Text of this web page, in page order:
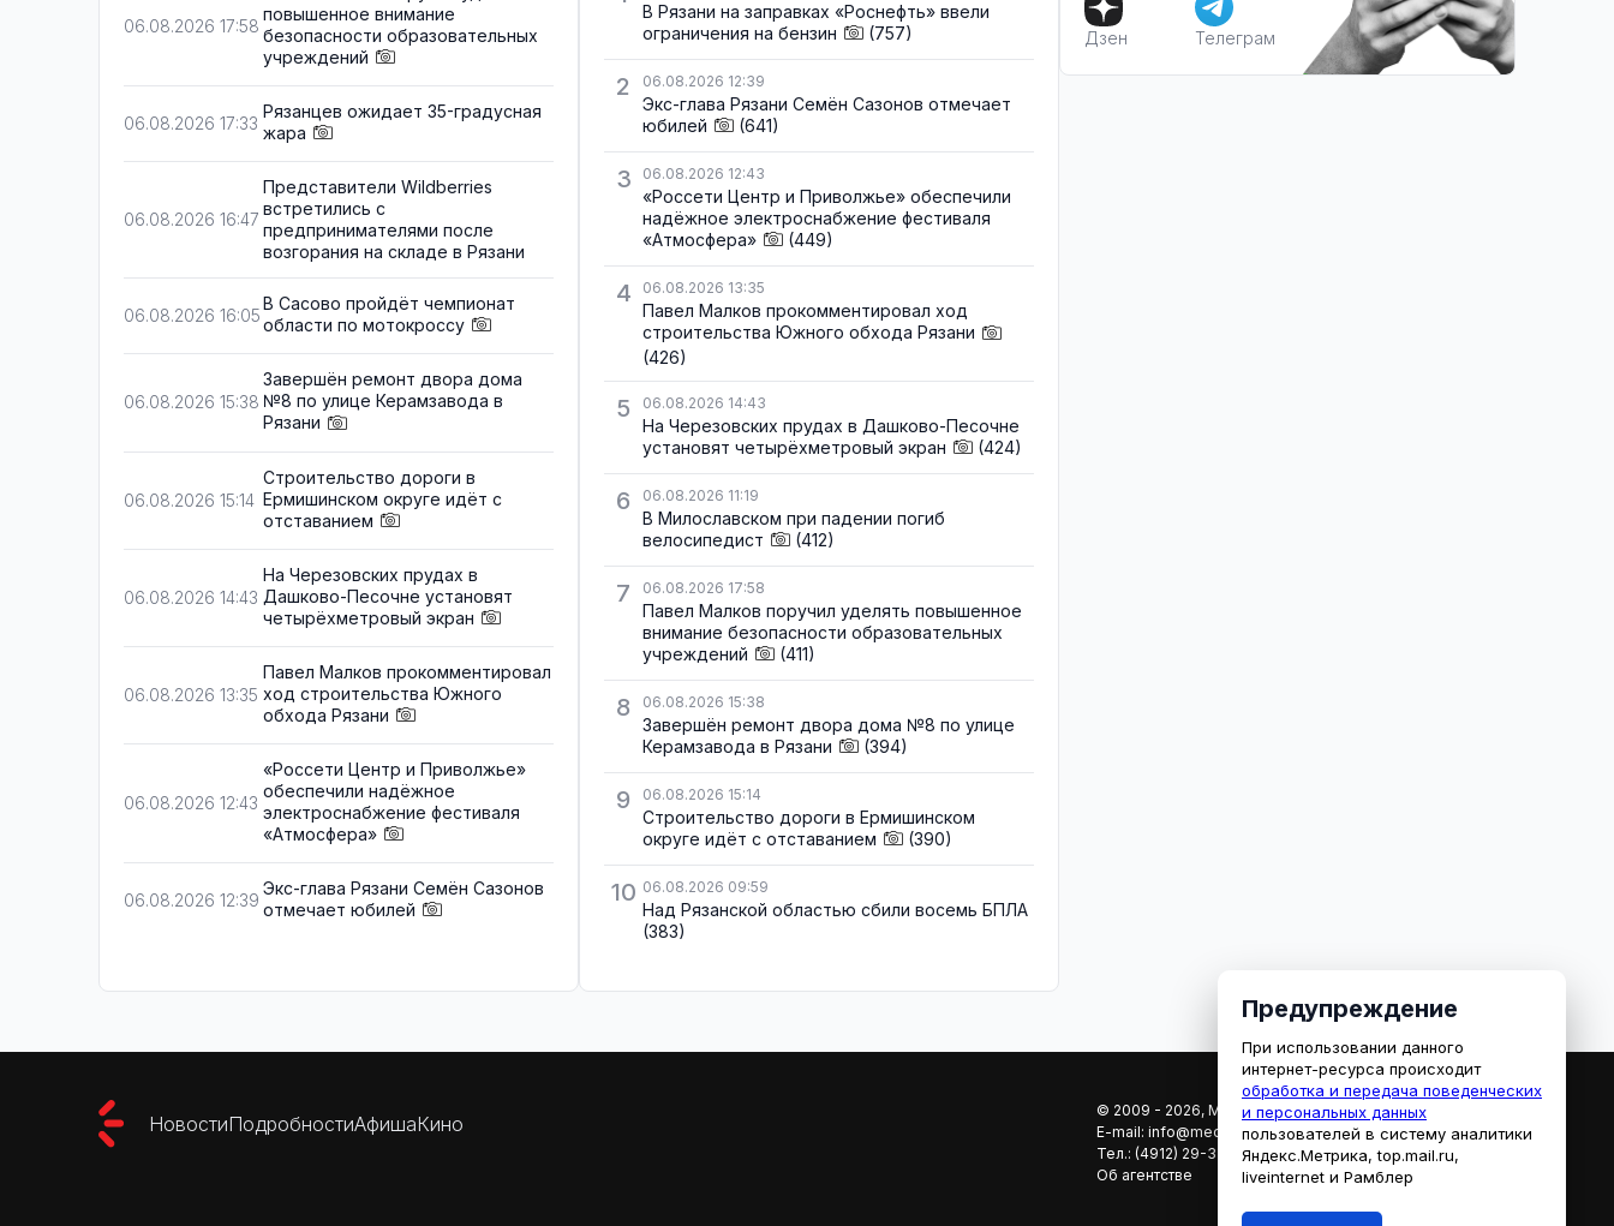
06.08.2026 17:58
повышенное внимание
безопасности образовательных
учреждений
06.08.2026 17:33
Рязанцев ожидает 35-градусная
жара
06.08.2026 16:47
Представители Wildberries
встретились с
предпринимателями после
возгорания на складе в Рязани
06.08.2026 16:05
В Сасово пройдёт чемпионат
области по мотокроссу
06.08.2026 15:38
Завершён ремонт двора дома
№8 по улице Керамзавода в
Рязани
06.08.2026 15:14
Строительство дороги в
Ермишинском округе идёт с
отставанием
06.08.2026 14:43
На Черезовских прудах в
Дашково-Песочне установят
четырёхметровый экран
06.08.2026 13:35
Павел Малков прокомментировал
ход строительства Южного
обхода Рязани
06.08.2026 12:43
«Россети Центр и Приволжье»
обеспечили надёжное
электроснабжение фестиваля
«Атмосфера»
06.08.2026 12:39
Экс-глава Рязани Семён Сазонов
отмечает юбилей
В Рязани на заправках «Роснефть» ввели
ограничения на бензин
(757)
2 06.08.2026 12:39
Экс-глава Рязани Семён Сазонов отмечает
юбилей
(641)
3 06.08.2026 12:43
«Россети Центр и Приволжье» обеспечили
надёжное электроснабжение фестиваля
«Атмосфера»
(449)
4 06.08.2026 13:35
Павел Малков прокомментировал ход
строительства Южного обхода Рязани
(426)
5 06.08.2026 14:43
На Черезовских прудах в Дашково-Песочне
установят четырёхметровый экран
(424)
6 06.08.2026 11:19
В Милославском при падении погиб
велосипедист
(412)
7 06.08.2026 17:58
Павел Малков поручил уделять повышенное
внимание безопасности образовательных
учреждений
(411)
8 06.08.2026 15:38
Завершён ремонт двора дома №8 по улице
Керамзавода в Рязани
(394)
9 06.08.2026 15:14
Строительство дороги в Ермишинском
округе идёт с отставанием
(390)
10 06.08.2026 09:59
Над Рязанской областью сбили восемь БПЛА
(383)
Дзен Телеграм
НовостиПодробностиАфишаКино
© 2009 - 2026, МЕДИАРЯЗАНЬ
E-mail: info@mediaryazan.ru,reklama@mediaryazan.ru
Тел.: (4912) 29-33-66
Об агентстве
Предупреждение
При использовании данного
интернет-ресурса происходит
обработка и передача поведенческих
и персональных данных
пользователей в систему аналитики
Яндекс.Метрика, top.mail.ru,
liveinternet и Рамблер